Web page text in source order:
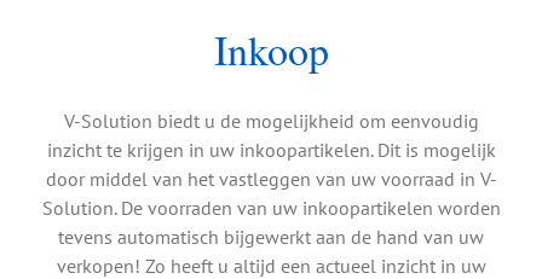
Inkoop
V-Solution biedt u de mogelijkheid om eenvoudig
inzicht te krijgen in uw inkoopartikelen. Dit is mogelijk
door middel van het vastleggen van uw voorraad in V-
Solution. De voorraden van uw inkoopartikelen worden
tevens automatisch bijgewerkt aan de hand van uw
verkopen! Zo heeft u altijd een actueel inzicht in uw